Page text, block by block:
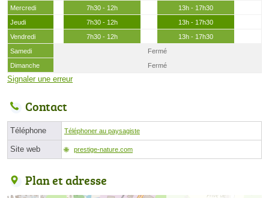
Mercredi
7h30 - 12h
13h - 17h30
Jeudi
7h30 - 12h
13h - 17h30
Vendredi
7h30 - 12h
13h - 17h30
Samedi
Fermé
Dimanche
Fermé
Signaler une erreur
Contact
Téléphone Téléphoner au paysagiste
Site web prestige-nature.com
Plan et adresse